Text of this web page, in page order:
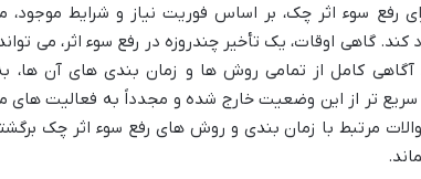
رفع سوء اثر چک، بر اساس فوریت نیاز و شرایط موجود،
کند. گاهی اوقات، یک تأخیر چندروزه در رفع سوء اثر، می
آگاهی کامل از تمامی روش ها و زمان بندی های آن ها،
تر از این وضعیت خارج شده و مجدداً به فعالیت های
مرتبط با زمان بندی و روش های رفع سوء اثر چک